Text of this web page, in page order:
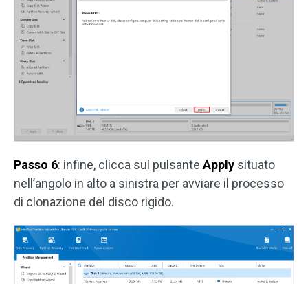
Passo 6: infine, clicca sul pulsanteApply situato
nell’angolo in alto a sinistra per avviare il processo
di clonazione del disco rigido.